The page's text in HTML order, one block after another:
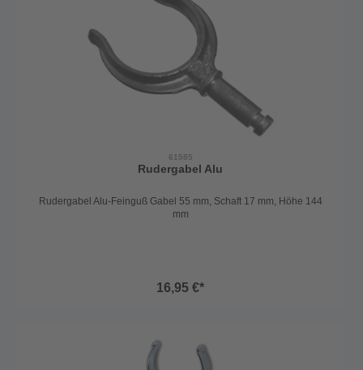
auch auf Angelbooten, Kayaks, Quads- und Ruderbooten und vielen
anderen Orten montiert werden.
61585
Rudergabel Alu
Rudergabel Alu-Feinguß Gabel 55 mm, Schaft 17 mm, Höhe 144
mm
16,95 €*